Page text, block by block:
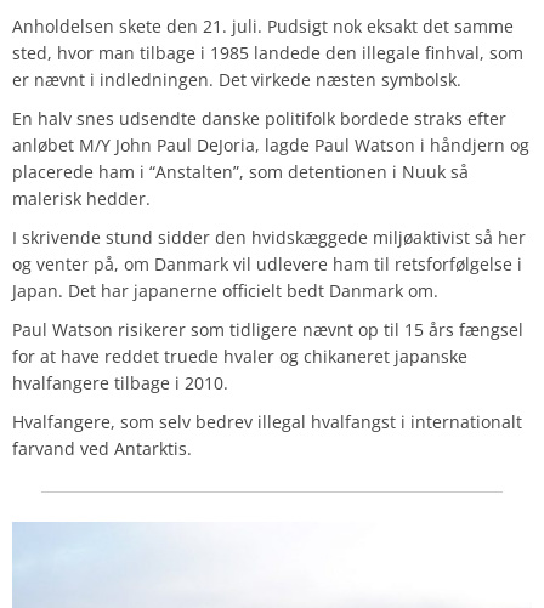
Anholdelsen skete den 21. juli. Pudsigt nok eksakt det samme
sted, hvor man tilbage i 1985 landede den illegale finhval, som
er nævnt i indledningen. Det virkede næsten symbolsk.
En halv snes udsendte danske politifolk bordede straks efter
anløbet M/Y John Paul DeJoria, lagde Paul Watson i håndjern og
placerede ham i “Anstalten”, som detentionen i Nuuk så
malerisk hedder.
I skrivende stund sidder den hvidskæggede miljøaktivist så her
og venter på, om Danmark vil udlevere ham til retsforfølgelse i
Japan. Det har japanerne officielt bedt Danmark om.
Paul Watson risikerer som tidligere nævnt op til 15 års fængsel
for at have reddet truede hvaler og chikaneret japanske
hvalfangere tilbage i 2010.
Hvalfangere, som selv bedrev illegal hvalfangst i internationalt
farvand ved Antarktis.